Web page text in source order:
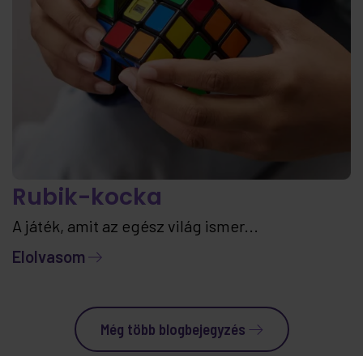
Rubik-kocka
A játék, amit az egész világ ismer...
Elolvasom
Még több blogbejegyzés